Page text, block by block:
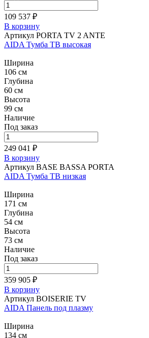
109 537 ₽
В корзину
Артикул PORTA TV 2 ANTE
AIDA Тумба ТВ высокая
Ширина
106 см
Глубина
60 см
Высота
99 см
Наличие
Под заказ
249 041 ₽
В корзину
Артикул BASE BASSA PORTA
AIDA Тумба ТВ низкая
Ширина
171 см
Глубина
54 см
Высота
73 см
Наличие
Под заказ
359 905 ₽
В корзину
Артикул BOISERIE TV
AIDA Панель под плазму
Ширина
134 см